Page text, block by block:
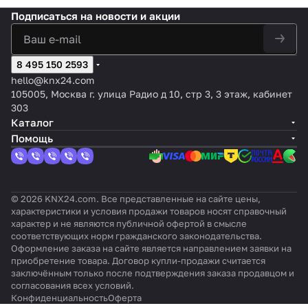
Подписаться на новости и акции
8 495 150 2593
hello@knx24.com
105005, Москва г. улица Радио д 10, стр 3, 3 этаж, кабинет
303
Каталог
Помощь
© 2026 KNX24.com. Все представленные на сайте цены,
характеристики и условия продажи товаров носят справочный
характер и не являются публичной офертой в смысле
соответствующих норм гражданского законодательства.
Оформление заказа на сайте является направлением заявки на
приобретение товара. Договор купли-продажи считается
заключённым только после подтверждения заказа продавцом и
согласования всех условий.
КонфиденциальностьОферта